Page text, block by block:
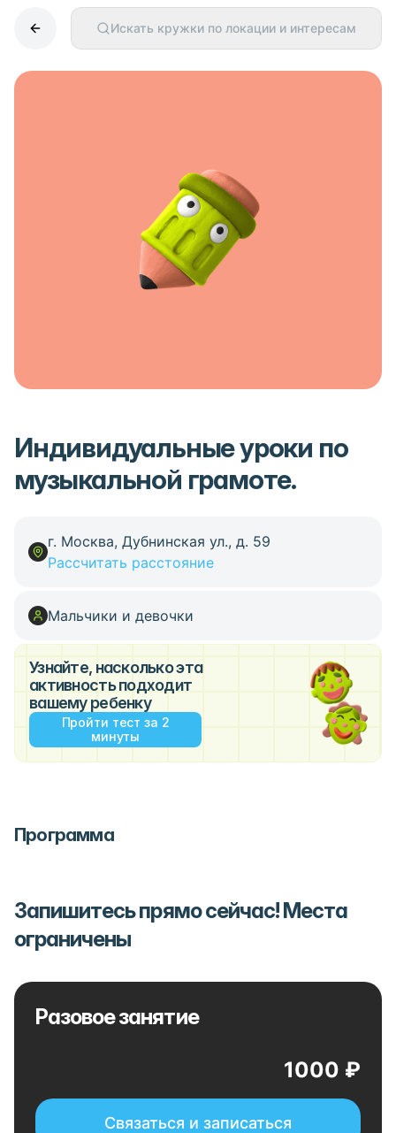
Искать кружки по локации и интересам
Индивидуальные уроки по
музыкальной грамоте.
г. Москва, Дубнинская ул., д. 59
Рассчитать расстояние
Мальчики и девочки
Узнайте, насколько эта
активность подходит
вашему ребенку
Пройти тест за 2
минуты
Программа
Запишитесь прямо сейчас! Места
ограничены
Разовое занятие
1000 ₽
Связаться и записаться